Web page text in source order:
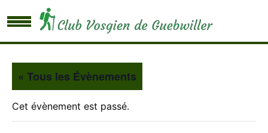
« Tous les Évènements
Cet évènement est passé.